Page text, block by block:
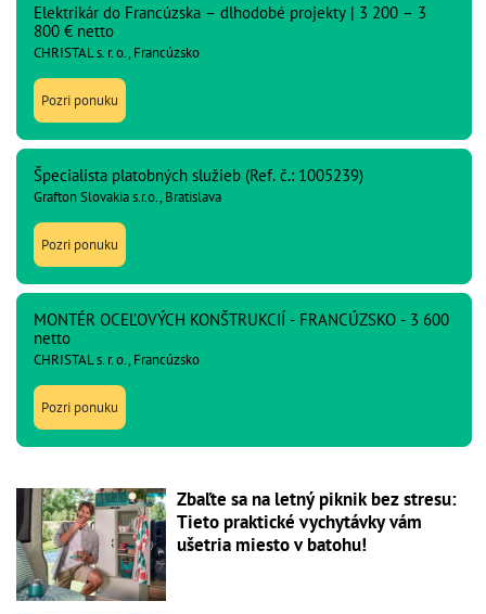
Elektrikár do Francúzska – dlhodobé projekty | 3 200 – 3
800 € netto
CHRISTAL s. r. o., Francúzsko
Pozri ponuku
Špecialista platobných služieb (Ref. č.: 1005239)
Grafton Slovakia s.r.o., Bratislava
Pozri ponuku
MONTÉR OCEĽOVÝCH KONŠTRUKCIÍ - FRANCÚZSKO - 3 600
netto
CHRISTAL s. r. o., Francúzsko
Pozri ponuku
Zbaľte sa na letný piknik bez stresu:
Tieto praktické vychytávky vám
ušetria miesto v batohu!